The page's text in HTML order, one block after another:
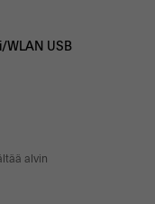
WLAN USB
alvin